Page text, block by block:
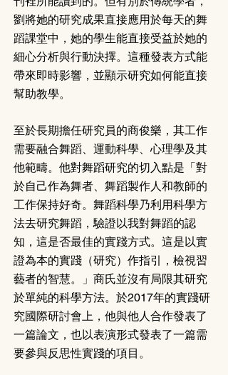
劉將她的研究成果直接應用於每天的舞
蹈課堂中，她的學生能直接受益於她的
細心分析與行動決擇。這種發表方式能
帶來即時影響，並顯示研究如何能直接
幫助教學。
至於長期擔任研究員的商俊樂，其工作
需要融合舞蹈、運動科學、心理學及其
他範疇。他對舞蹈研究的切入點是「對
於自己作為舞者、舞蹈製作人和教師的
工作保持好奇。舞蹈科學乃利用科學方
法去研究舞蹈，驗證以我對舞蹈的認
知，這是否最佳的實踐方式。這是以實
證為本的實踐（研究）作指引，檢視習
藝者的智慧。」商氏並沒有局限其研究
於單純的科學方法。於2017年的實踐研
究國際研討會上，他與他人合作發表了
一篇論文，也以表演形式發表了一篇需
要參與反思性實踐的項目。